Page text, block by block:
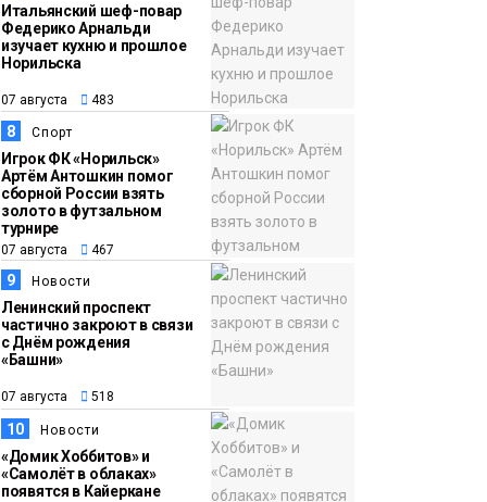
Итальянский шеф-повар
Федерико Арнальди
изучает кухню и прошлое
Норильска
07 августа 483
8 Спорт
Игрок ФК «Норильск»
Артём Антошкин помог
сборной России взять
золото в футзальном
турнире
07 августа 467
9 Новости
Ленинский проспект
частично закроют в связи
с Днём рождения
«Башни»
07 августа 518
10 Новости
«Домик Хоббитов» и
«Самолёт в облаках»
появятся в Кайеркане